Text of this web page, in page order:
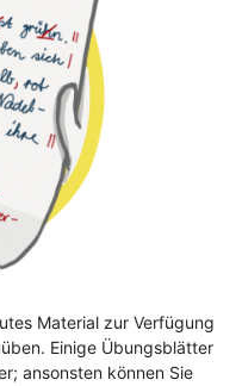
Material zur Verfügung
Einige Übungsblätter
ansonsten können Sie